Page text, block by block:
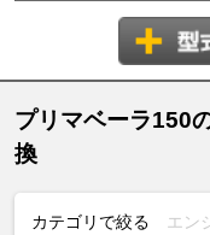
プリマベーラ150
換
カテゴリで絞る エン